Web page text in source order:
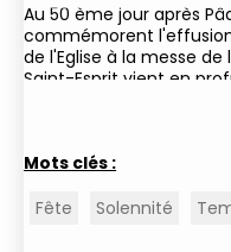
Au 50 ème jour après
commémorent l'effusion
de l'Eglise à la messe de
Saint-Esprit vient en
Mots clés :
Fête
Solennité